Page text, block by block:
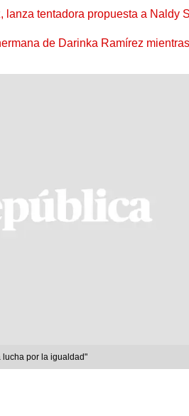
lanza tentadora propuesta a Naldy
de Darinka Ramírez
lucha por la igualdad"